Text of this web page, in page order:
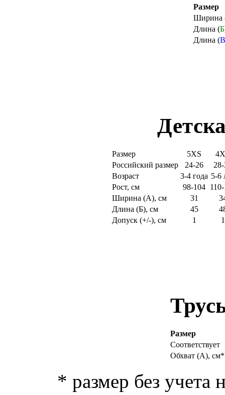
Размер
Ширина
Длина (Б
Длина (В
Размер 5XS
Российский размер
24-26
Возраст
3-4 года 5-6
Рост, см
98-104
Ширина (А), см 31
Длина (Б), см 45
Допуск (+/-), см
1 1
Размер
Соответствует
Обхват (А), см*
* размер без учета